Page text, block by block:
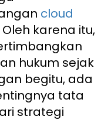
cloud
karena itu,
hukum sejak
begitu, ada
tata
strategi